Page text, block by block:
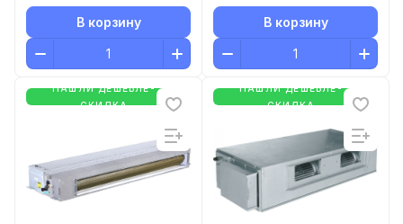
В корзину В корзину
НАШЛИ ДЕШЕВЛЕ-
СКИДКА
НАШЛИ ДЕШЕВЛЕ-
СКИДКА